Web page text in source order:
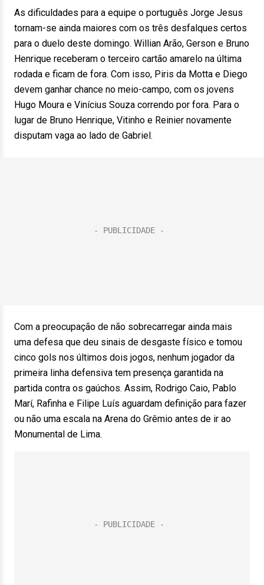
As dificuldades para a equipe o português Jorge Jesus
tornam-se ainda maiores com os três desfalques certos
para o duelo deste domingo. Willian Arão, Gerson e Bruno
Henrique receberam o terceiro cartão amarelo na última
rodada e ficam de fora. Com isso, Piris da Motta e Diego
devem ganhar chance no meio-campo, com os jovens
Hugo Moura e Vinícius Souza correndo por fora. Para o
lugar de Bruno Henrique, Vitinho e Reinier novamente
disputam vaga ao lado de Gabriel.
Com a preocupação de não sobrecarregar ainda mais
uma defesa que deu sinais de desgaste físico e tomou
cinco gols nos últimos dois jogos, nenhum jogador da
primeira linha defensiva tem presença garantida na
partida contra os gaúchos. Assim, Rodrigo Caio, Pablo
Marí, Rafinha e Filipe Luís aguardam definição para fazer
ou não uma escala na Arena do Grêmio antes de ir ao
Monumental de Lima.